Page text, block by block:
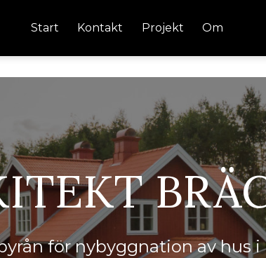
Start Kontakt Projekt Om
för nybyggnation av hus i